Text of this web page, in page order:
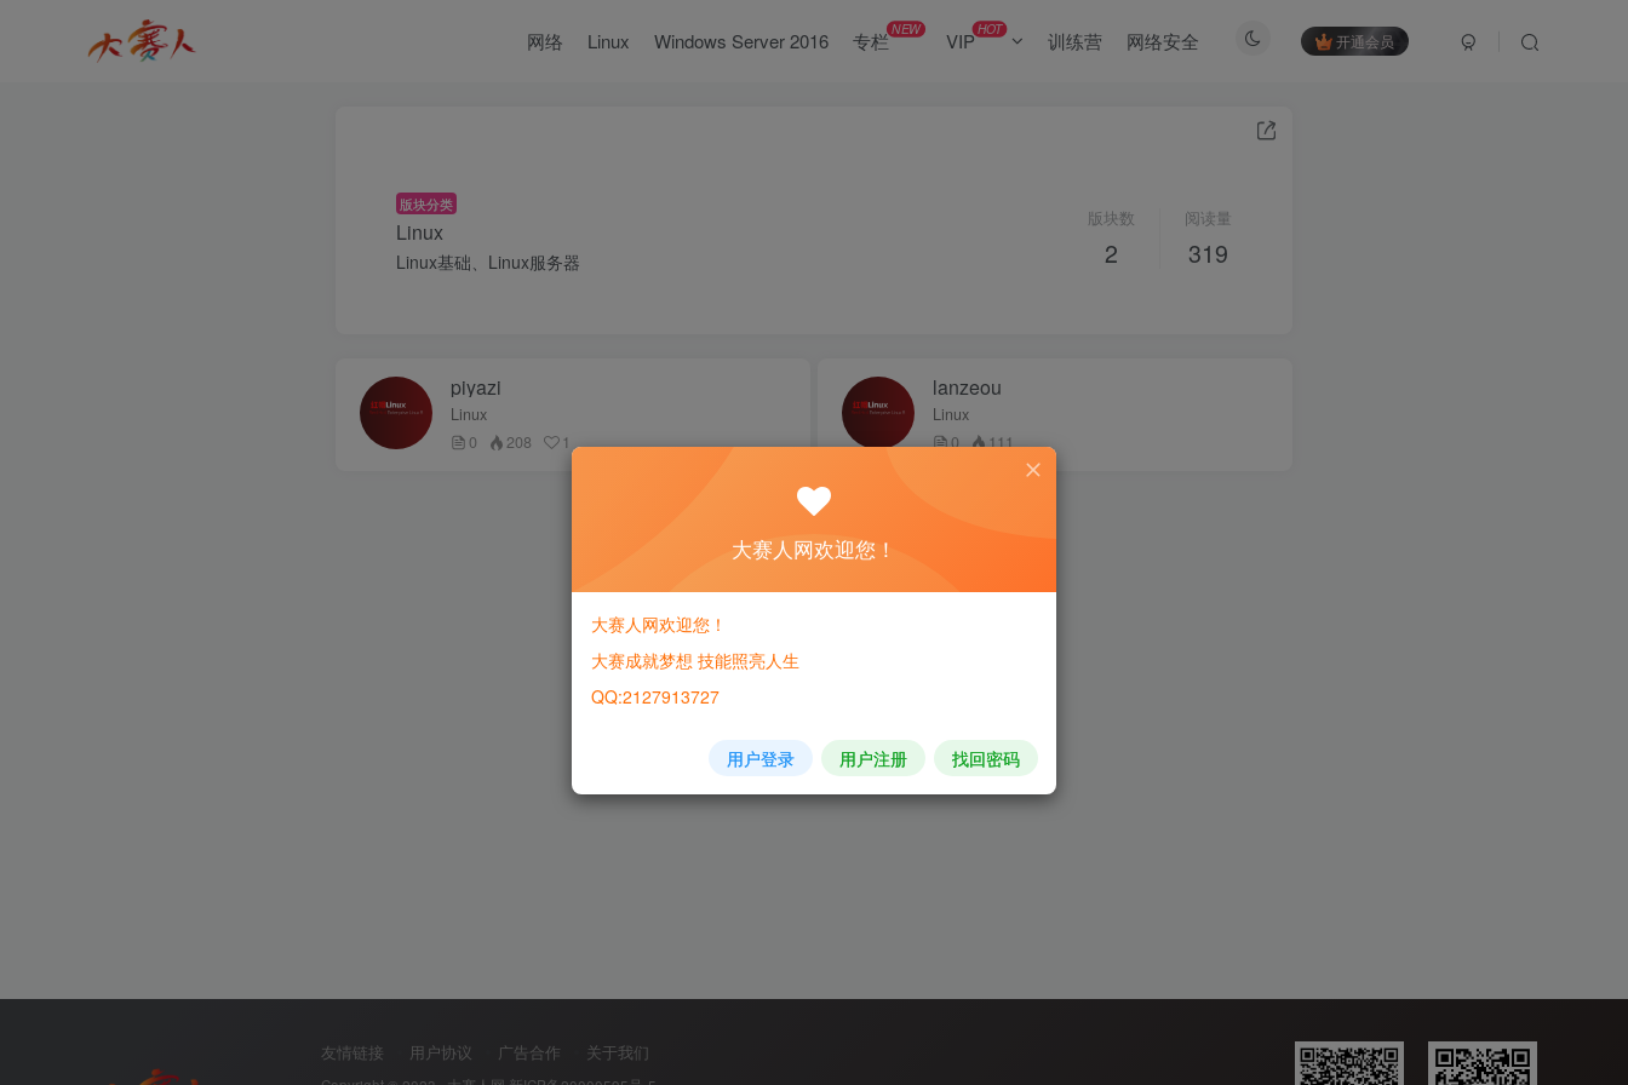
开通会员
网络 Linux Windows Server 2016 专栏NEW VIPHOT 训练营 网络安全
版块分类
Linux
Linux基础、Linux服务器
版块数
2
阅读量
319
piyazi
Linux
0
208 1
lanzeou
Linux
0
111
友情链接 用户协议 广告合作 关于我们
大赛人网欢迎您！
大赛人网欢迎您！
大赛成就梦想 技能照亮人生
QQ:2127913727
用户登录 用户注册 找回密码